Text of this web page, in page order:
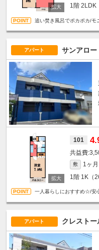
1階 2LDK
追い焚き風呂でポカポカ/モ
アパート サンアロー
101
敷 1ヶ月
1階 1K（
一人暮らしにおすすめ☆/安
アパート クレストー